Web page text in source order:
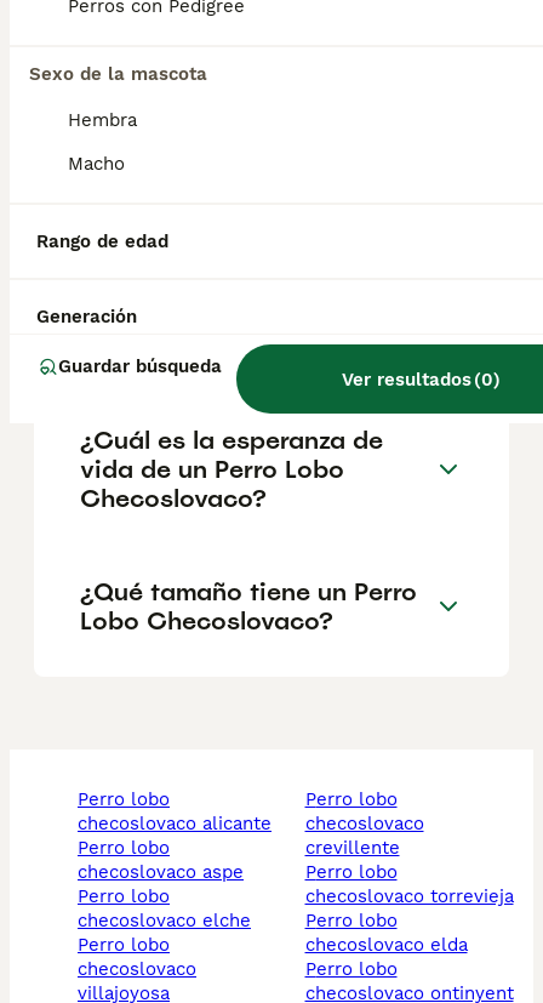
Perros con Pedigree
Sexo de la mascota
Hembra
Macho
Rango de edad
Generación
Guardar búsqueda
Ver resultados(0)
aproximadamente 700€, aunque los precios
ubicación.
¿Cómo es el carácter de
desventajas de la raza Perro
Lobo Checoslovaco?
¿Cuál es la esperanza de
vida de un Perro Lobo
Checoslovaco?
¿Qué tamaño tiene un Perro
Lobo Checoslovaco?
perro lobo
checoslovaco alicante
perro lobo
checoslovaco aspe
perro lobo
checoslovaco elche
perro lobo
checoslovaco
villajoyosa
perro lobo
checoslovaco
crevillente
perro lobo
checoslovaco torrevieja
perro lobo
checoslovaco elda
perro lobo
checoslovaco ontinyent